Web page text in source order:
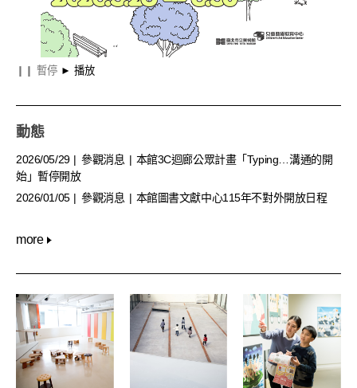
暫停 ► 播放
造公園
動態
2026/05/29 參觀消息
本館3C迴廊公眾計畫「Typing…溝通的開
始」暫停開放
2026/01/05
參觀消息 本館圖書文獻中心115年不對外開放日程
more看更多 動態